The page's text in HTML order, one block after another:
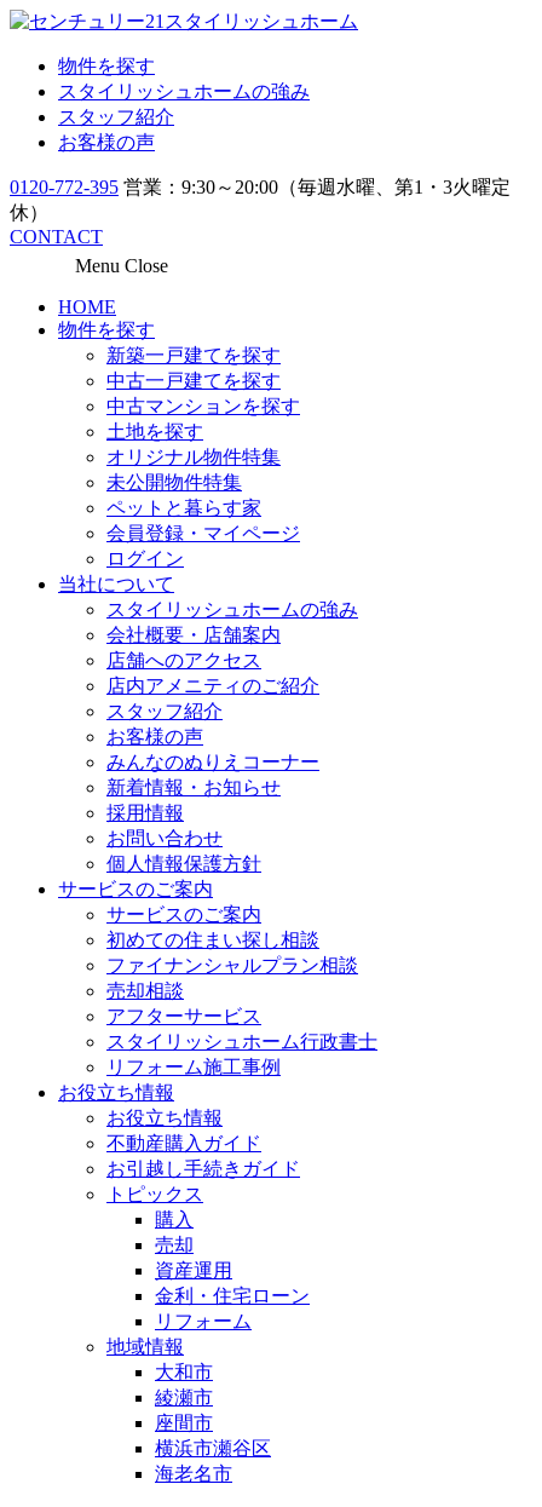
物件を探す
スタイリッシュホームの強み
スタッフ紹介
お客様の声
0120-772-395 営業：9:30～20:00（毎週水曜、第1・3火曜定
休）
CONTACT
Menu Close
HOME
物件を探す
新築一戸建てを探す
中古一戸建てを探す
中古マンションを探す
土地を探す
オリジナル物件特集
未公開物件特集
ペットと暮らす家
会員登録・マイページ
ログイン
当社について
スタイリッシュホームの強み
会社概要・店舗案内
店舗へのアクセス
店内アメニティのご紹介
スタッフ紹介
お客様の声
みんなのぬりえコーナー
新着情報・お知らせ
採用情報
お問い合わせ
個人情報保護方針
サービスのご案内
サービスのご案内
初めての住まい探し相談
ファイナンシャルプラン相談
売却相談
アフターサービス
スタイリッシュホーム行政書士
リフォーム施工事例
お役立ち情報
お役立ち情報
不動産購入ガイド
お引越し手続きガイド
トピックス
購入
売却
資産運用
金利・住宅ローン
リフォーム
地域情報
大和市
綾瀬市
座間市
横浜市瀬谷区
海老名市